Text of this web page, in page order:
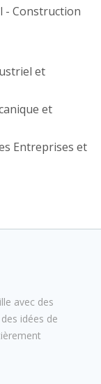
- Construction
et
et
Entreprises et
avec des
idées de